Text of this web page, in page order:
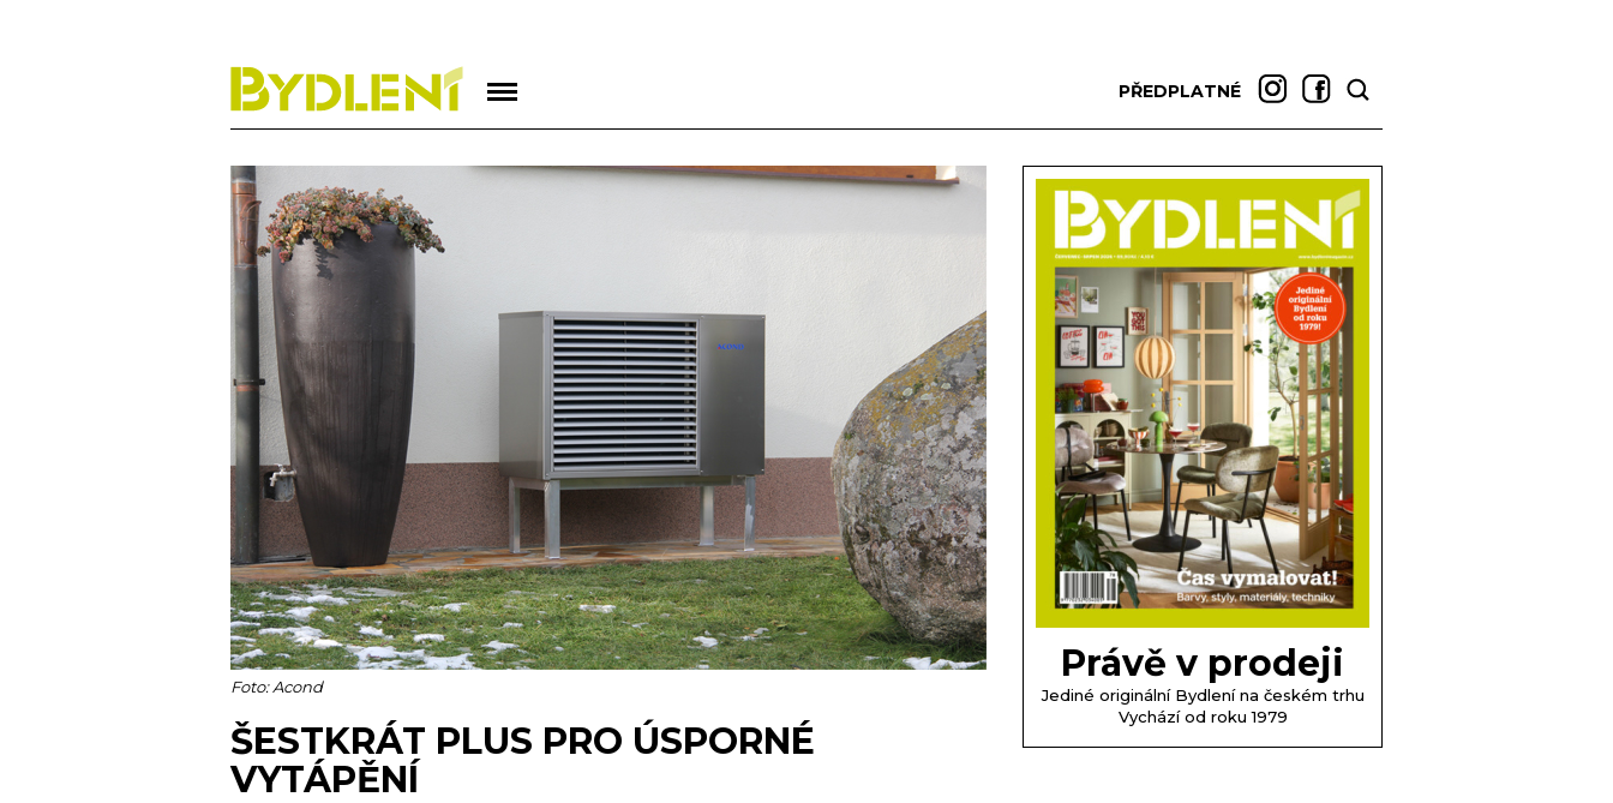
PŘEDPLATNÉ
Foto: Acond
ŠESTKRÁT PLUS PRO ÚSPORNÉ
VYTÁPĚNÍ
Právě v prodeji
Jediné originální Bydlení na českém trhu
Vychází od roku 1979